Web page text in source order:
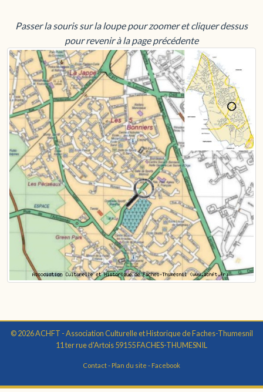
Passer la souris sur la loupe pour zoomer et cliquer dessus
pour revenir à la page précédente
© 2026 ACHFT - Association Culturelle et Historique de Faches-Thumesnil
11 ter rue d'Artois 59155 FACHES-THUMESNIL
Contact- Plan du site - Facebook